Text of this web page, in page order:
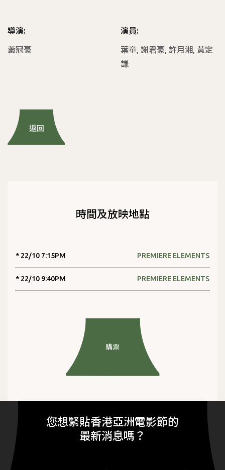
導演:
蕭冠豪
演員:
葉童, 謝君豪, 許月湘, 黃定
謙
返回
時間及放映地點
* 22/10 7:15PM PREMIERE ELEMENTS
* 22/10 9:40PM PREMIERE ELEMENTS
購票
您想緊貼香港亞洲電影節的
最新消息嗎？